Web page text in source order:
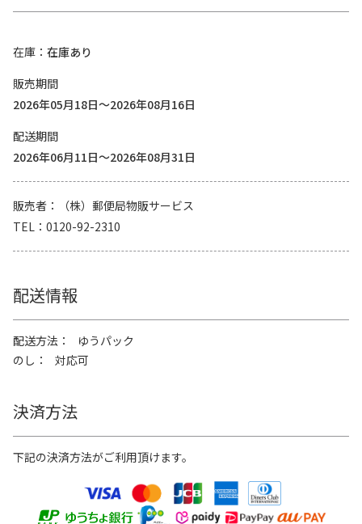
在庫
在庫あり
販売期間
2026年05月18日～2026年08月16日
配送期間
2026年06月11日～2026年08月31日
販売者
（株）郵便局物販サービス
TEL
0120-92-2310
配送情報
配送方法
ゆうパック
のし
対応可
決済方法
下記の決済方法がご利用頂けます。